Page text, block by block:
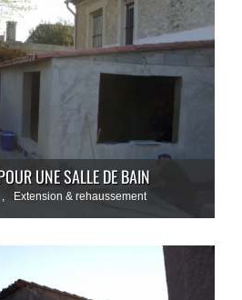
UNE SALLE DE BAIN
, Extension & rehaussement